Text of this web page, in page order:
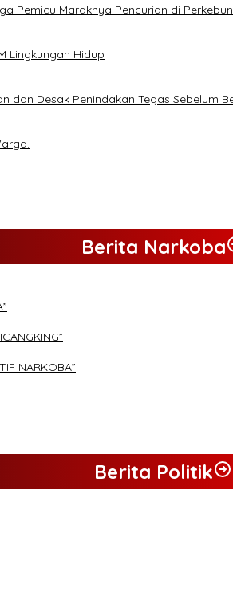
Pemicu Maraknya Pencurian di
Lingkungan Hidup
dan Desak Penindakan Tegas Sebelum
Berita Narkoba
NARKOBA”
Berita Politik